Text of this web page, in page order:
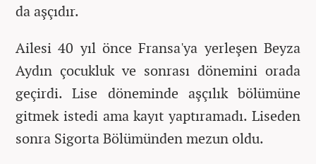
da aşçıdır.
Ailesi 40 yıl önce Fransa'ya yerleşen Beyza
Aydın çocukluk ve sonrası dönemini orada
geçirdi. Lise döneminde aşçılık bölümüne
gitmek istedi ama kayıt yaptıramadı. Liseden
sonra Sigorta Bölümünden mezun oldu.